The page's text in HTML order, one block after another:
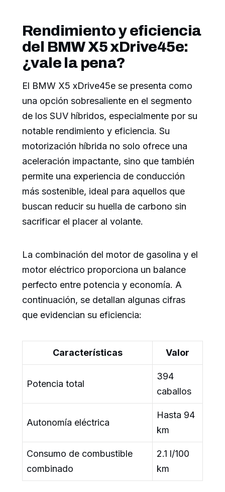
Rendimiento y eficiencia
del BMW X5 xDrive45e:
¿vale la pena?
El BMW X5 xDrive45e se presenta como
una opción sobresaliente en el segmento
de los SUV híbridos, especialmente por su
notable rendimiento y eficiencia. Su
motorización híbrida no solo ofrece una
aceleración impactante, sino que también
permite una experiencia de conducción
más sostenible, ideal para aquellos que
buscan reducir su huella de carbono sin
sacrificar el placer al volante.
La combinación del motor de gasolina y el
motor eléctrico proporciona un balance
perfecto entre potencia y economía. A
continuación, se detallan algunas cifras
que evidencian su eficiencia:
Características Valor
Potencia total
394
caballos
Autonomía eléctrica
Hasta 94
km
Consumo de combustible
combinado
2.1 l/100
km